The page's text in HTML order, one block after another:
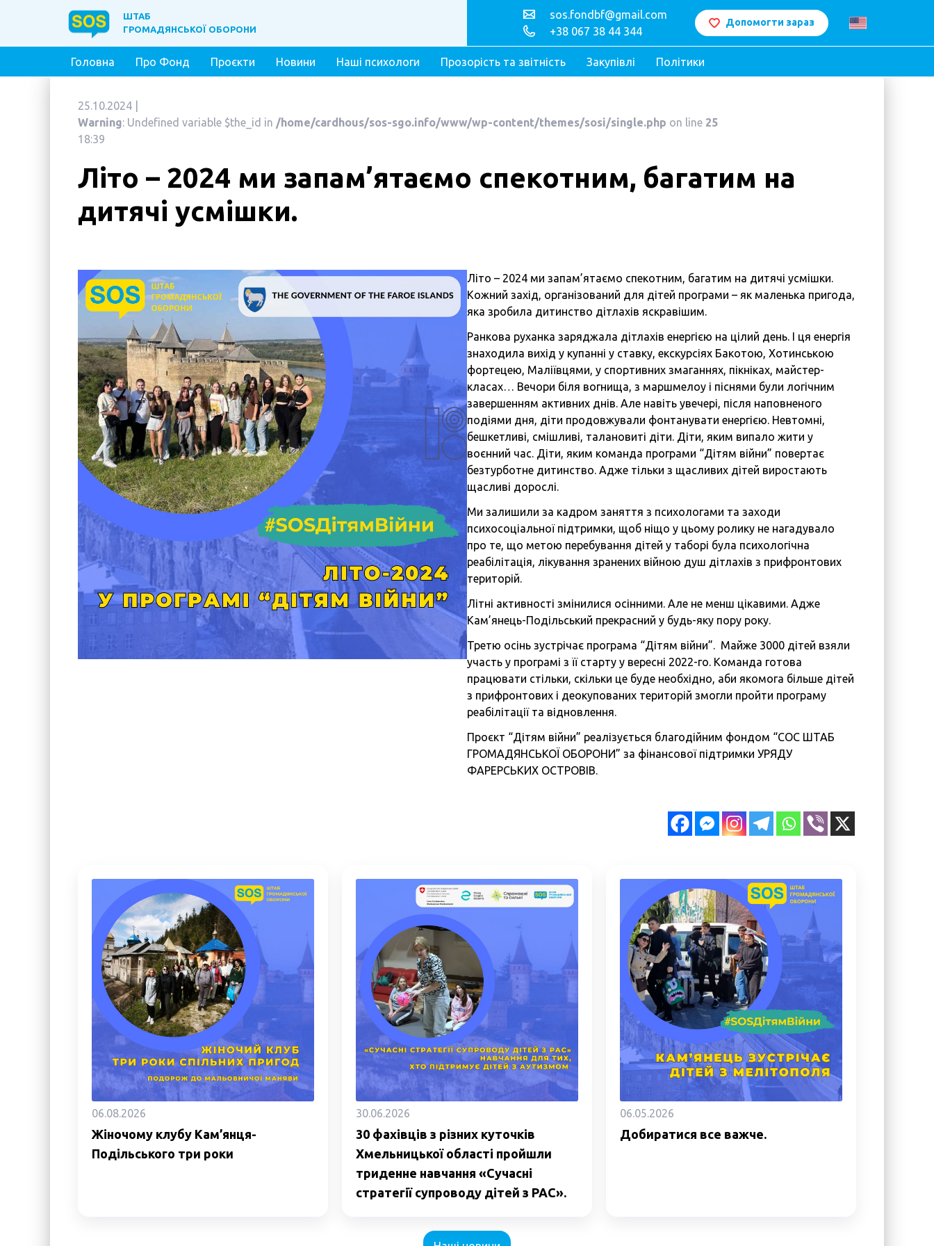
ШТАБ
ГРОМАДЯНСЬКОЇ ОБОРОНИ
sos.fondbf@gmail.com
+38 067 38 44 344
ГРОМАДЯНСЬКОЇ ОБОРОНИ
Допомогти зараз
«Новомістяни: шлях до успіху»
Лікарня Мирноград-Оринин
Проєкт «SOS-Психологія»
Проєкт «SOS-Турбота»
Програма підтримки жінок “SOS-Жінки”
Центр психологічної реабілітації та психосоціальної підтримки
Наші психологи
Прозорість та звітність
Україна, м. Кам’янець-Подільський,
вул. Івана Франка, 30
sos.fondbf@gmail.com
+38 067 38 44 344
Допомогти зараз
Головна Про Фонд Проєкти Новини Наші психологи Прозорість та звітність Закупівлі Політики
25.10.2024 |
Warning: Undefined variable $the_id in /home/cardhous/sos-sgo.info/www/wp-content/themes/sosi/single.php on line 25
18:39
Літо – 2024 ми запам’ятаємо спекотним, багатим на
дитячі усмішки.
Літо – 2024 ми запам’ятаємо спекотним, багатим на дитячі усмішки.
Кожний захід, організований для дітей програми – як маленька пригода,
яка зробила дитинство дітлахів яскравішим.
Ранкова руханка заряджала дітлахів енергією на цілий день. І ця енергія
знаходила вихід у купанні у ставку, екскурсіях Бакотою, Хотинською
фортецею, Маліївцями, у спортивних змаганнях, пікніках, майстер-
класах… Вечори біля вогнища, з маршмелоу і піснями були логічним
завершенням активних днів. Але навіть увечері, після наповненого
подіями дня, діти продовжували фонтанувати енергією. Невтомні,
бешкетливі, смішливі, талановиті діти. Діти, яким випало жити у
воєнний час. Діти, яким команда програми “Дітям війни” повертає
безтурботне дитинство. Адже тільки з щасливих дітей виростають
щасливі дорослі.
Ми залишили за кадром заняття з психологами та заходи
психосоціальної підтримки, щоб ніщо у цьому ролику не нагадувало
про те, що метою перебування дітей у таборі була психологічна
реабілітація, лікування зранених війною душ дітлахів з прифронтових
територій.
Літні активності змінилися осінними. Але не менш цікавими. Адже
Кам’янець-Подільський прекрасний у будь-яку пору року.
Третю осінь зустрічає програма “Дітям війни”. Майже 3000 дітей взяли
участь у програмі з її старту у вересні 2022-го. Команда готова
працювати стільки, скільки це буде необхідно, аби якомога більше дітей
з прифронтових і деокупованих територій змогли пройти програму
реабілітації та відновлення.
Проєкт “Дітям війни” реалізується благодійним фондом “СОС ШТАБ
ГРОМАДЯНСЬКОЇ ОБОРОНИ” за фінансової підтримки УРЯДУ
ФАРЕРСЬКИХ ОСТРОВІВ.
06.08.2026
Жіночому клубу Кам’янця-
Подільського три роки
30.06.2026
30 фахівців з різних куточків
Хмельницької області пройшли
триденне навчання «Сучасні
стратегії супроводу дітей з РАС».
06.05.2026
Добиратися все важче.